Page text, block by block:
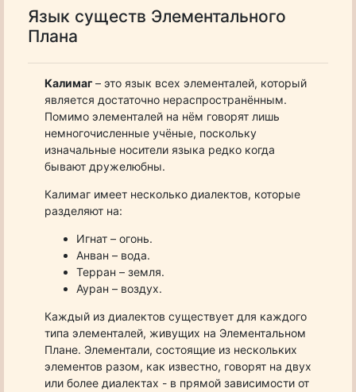
Язык существ Элементального
Плана
Калимаг – это язык всех элементалей, который
является достаточно нераспространённым.
Помимо элементалей на нём говорят лишь
немногочисленные учёные, поскольку
изначальные носители языка редко когда
бывают дружелюбны.
Калимаг имеет несколько диалектов, которые
разделяют на:
Игнат – огонь.
Анван – вода.
Терран – земля.
Ауран – воздух.
Каждый из диалектов существует для каждого
типа элементалей, живущих на Элементальном
Плане. Элементали, состоящие из нескольких
элементов разом, как известно, говорят на двух
или более диалектах - в прямой зависимости от